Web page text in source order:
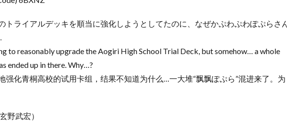
トライアルデッキを順当に強化しようとしてたのに、なぜかぷわぷわぽぷらさん
to reasonably upgrade the Aogiri High School Trial Deck, but somehow… a whole
ended up in there. Why…?
强化青桐高校的试用卡组，结果不知道为什么…一大堆“飘飘ぽぷら”混进来了。为
野武宏）